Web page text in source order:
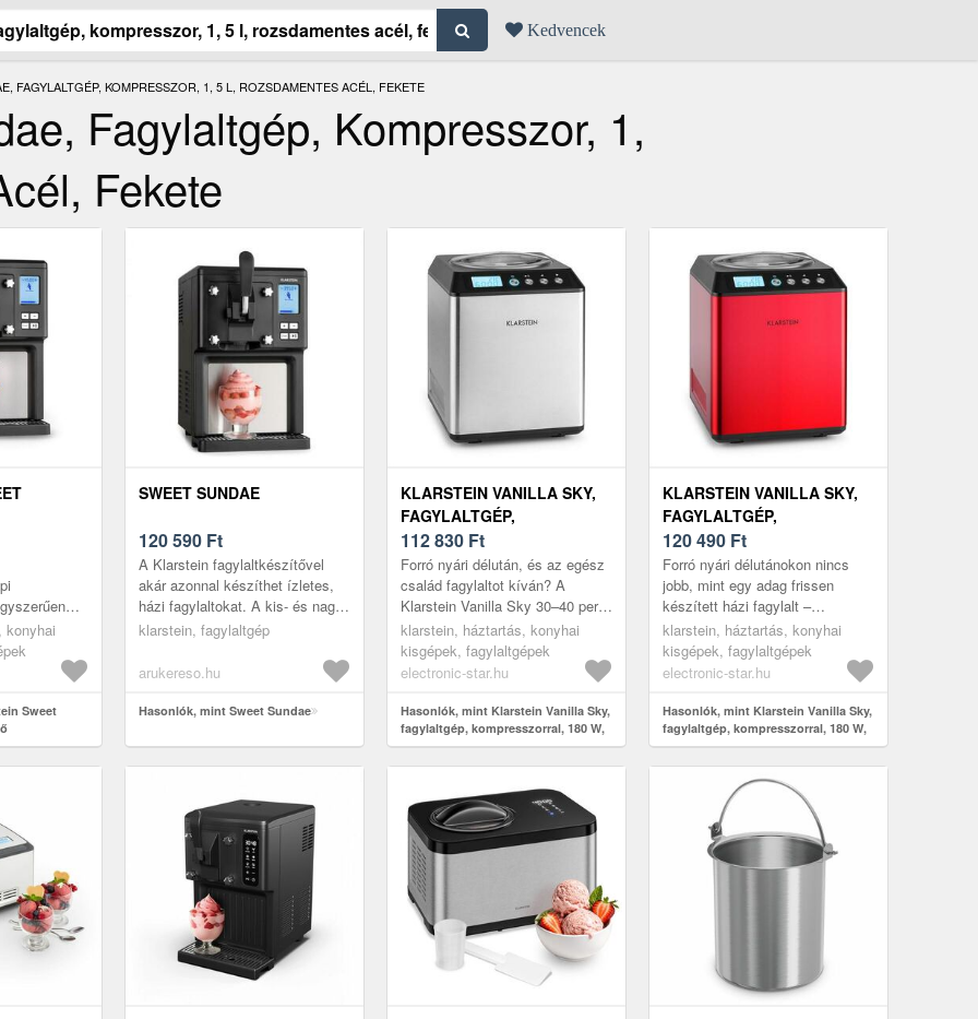
Kedvencek
FAGYLALTGÉP, KOMPRESSZOR, 1, 5 L, ROZSDAMENTES ACÉL, FEKETE
Fagylaltgép, Kompresszor, 1,
Fekete
1, 5L
– a
45
konyhai
Sweet
SWEET SUNDAE
120 590 Ft
A Klarstein fagylaltkészítővel
akár azonnal készíthet ízletes,
házi fagylaltokat. A kis- és nagy
ínyencek is megtalálják majd
klarstein, fagylaltgép
arukereso.hu
Hasonlók, mint Sweet Sundae
KLARSTEIN VANILLA SKY,
FAGYLALTGÉP,
KOMPRESSZORRAL, 180 W,
2 L, ROZSDAMENTES ACÉL,
EZÜST
112 830 Ft
Forró nyári délután, és az egész
család fagylaltot kíván? A
Klarstein Vanilla Sky 30–40 perc
alatt elkészíti Ön kedvenc
jégkrémjét, sorbetját vagy ...
klarstein, háztartás, konyhai
kisgépek, fagylaltgépek
electronic-star.hu
Hasonlók, mint Klarstein Vanilla Sky,
fagylaltgép, kompresszorral, 180 W,
2 L, rozsdamentes acél, ezüst
KLARSTEIN VANILLA SKY,
FAGYLALTGÉP,
KOMPRESSZORRAL, 180 W,
2 L, ROZSDAMENTES ACÉL,
PIROS
120 490 Ft
Forró nyári délutánokon nincs
jobb, mint egy adag frissen
készített házi fagylalt –
tartósítószerek, mesterséges
színezékek és rejtett cukrok
nélkü...
klarstein, háztartás, konyhai
kisgépek, fagylaltgépek
electronic-star.hu
Hasonlók, mint Klarstein Vanilla Sky,
fagylaltgép, kompresszorral, 180 W,
2 L, rozsdamentes acél, piros